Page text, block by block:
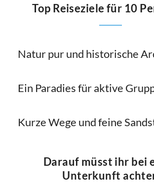
Top Reiseziele für 10
Natur pur und historische
Ein Paradies für aktive
Kurze Wege und feine
Darauf müsst ihr bei
Unterkunft